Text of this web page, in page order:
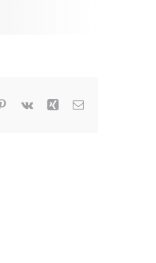
Pinterest
Vk Xing Email